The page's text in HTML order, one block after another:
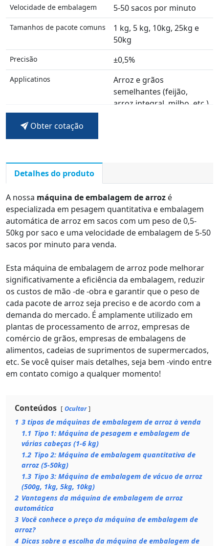
Velocidade de embalagem 5-50 sacos por minuto
Tamanhos de pacote comuns
1 kg, 5 kg, 10kg, 25kg e
50kg
Precisão ±0,5%
Applicatinos
Arroz e grãos
semelhantes (feijão,
arroz integral, milho, etc.)
Obter cotação
Detalhes do produto
A nossa máquina de embalagem de arroz é
especializada em pesagem quantitativa e embalagem
automática de arroz em sacos com um peso de 0,5-
50kg por saco e uma velocidade de embalagem de 5-50
sacos por minuto para venda.
Esta máquina de embalagem de arroz pode melhorar
significativamente a eficiência da embalagem, reduzir
os custos de mão -de -obra e garantir que o peso de
cada pacote de arroz seja preciso e de acordo com a
demanda do mercado. É amplamente utilizado em
plantas de processamento de arroz, empresas de
comércio de grãos, empresas de embalagens de
alimentos, cadeias de suprimentos de supermercados,
etc. Se você quiser mais detalhes, seja bem -vindo entre
em contato comigo a qualquer momento!
Conteúdos Ocultar
1 3 tipos de máquinas de embalagem de arroz à venda
1.1 Tipo 1: Máquina de pesagem e embalagem de
várias cabeças (1-6 kg)
1.2 Tipo 2: Máquina de embalagem quantitativa de
arroz (5-50kg)
1.3 Tipo 3: Máquina de embalagem de vácuo de arroz
(500g, 1kg, 5kg, 10kg)
2 Vantagens da máquina de embalagem de arroz
automática
3 Você conhece o preço da máquina de embalagem de
arroz?
4 Dicas sobre a escolha da máquina de embalagem de